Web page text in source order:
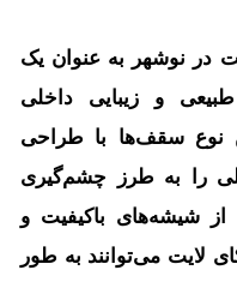
در نوشهر به عنوان یک
و زیبایی داخلی
نوع سقف‌ها با طراحی
را به طرز چشم‌گیری
از شیشه‌های باکیفیت و
لایت می‌توانند به طور